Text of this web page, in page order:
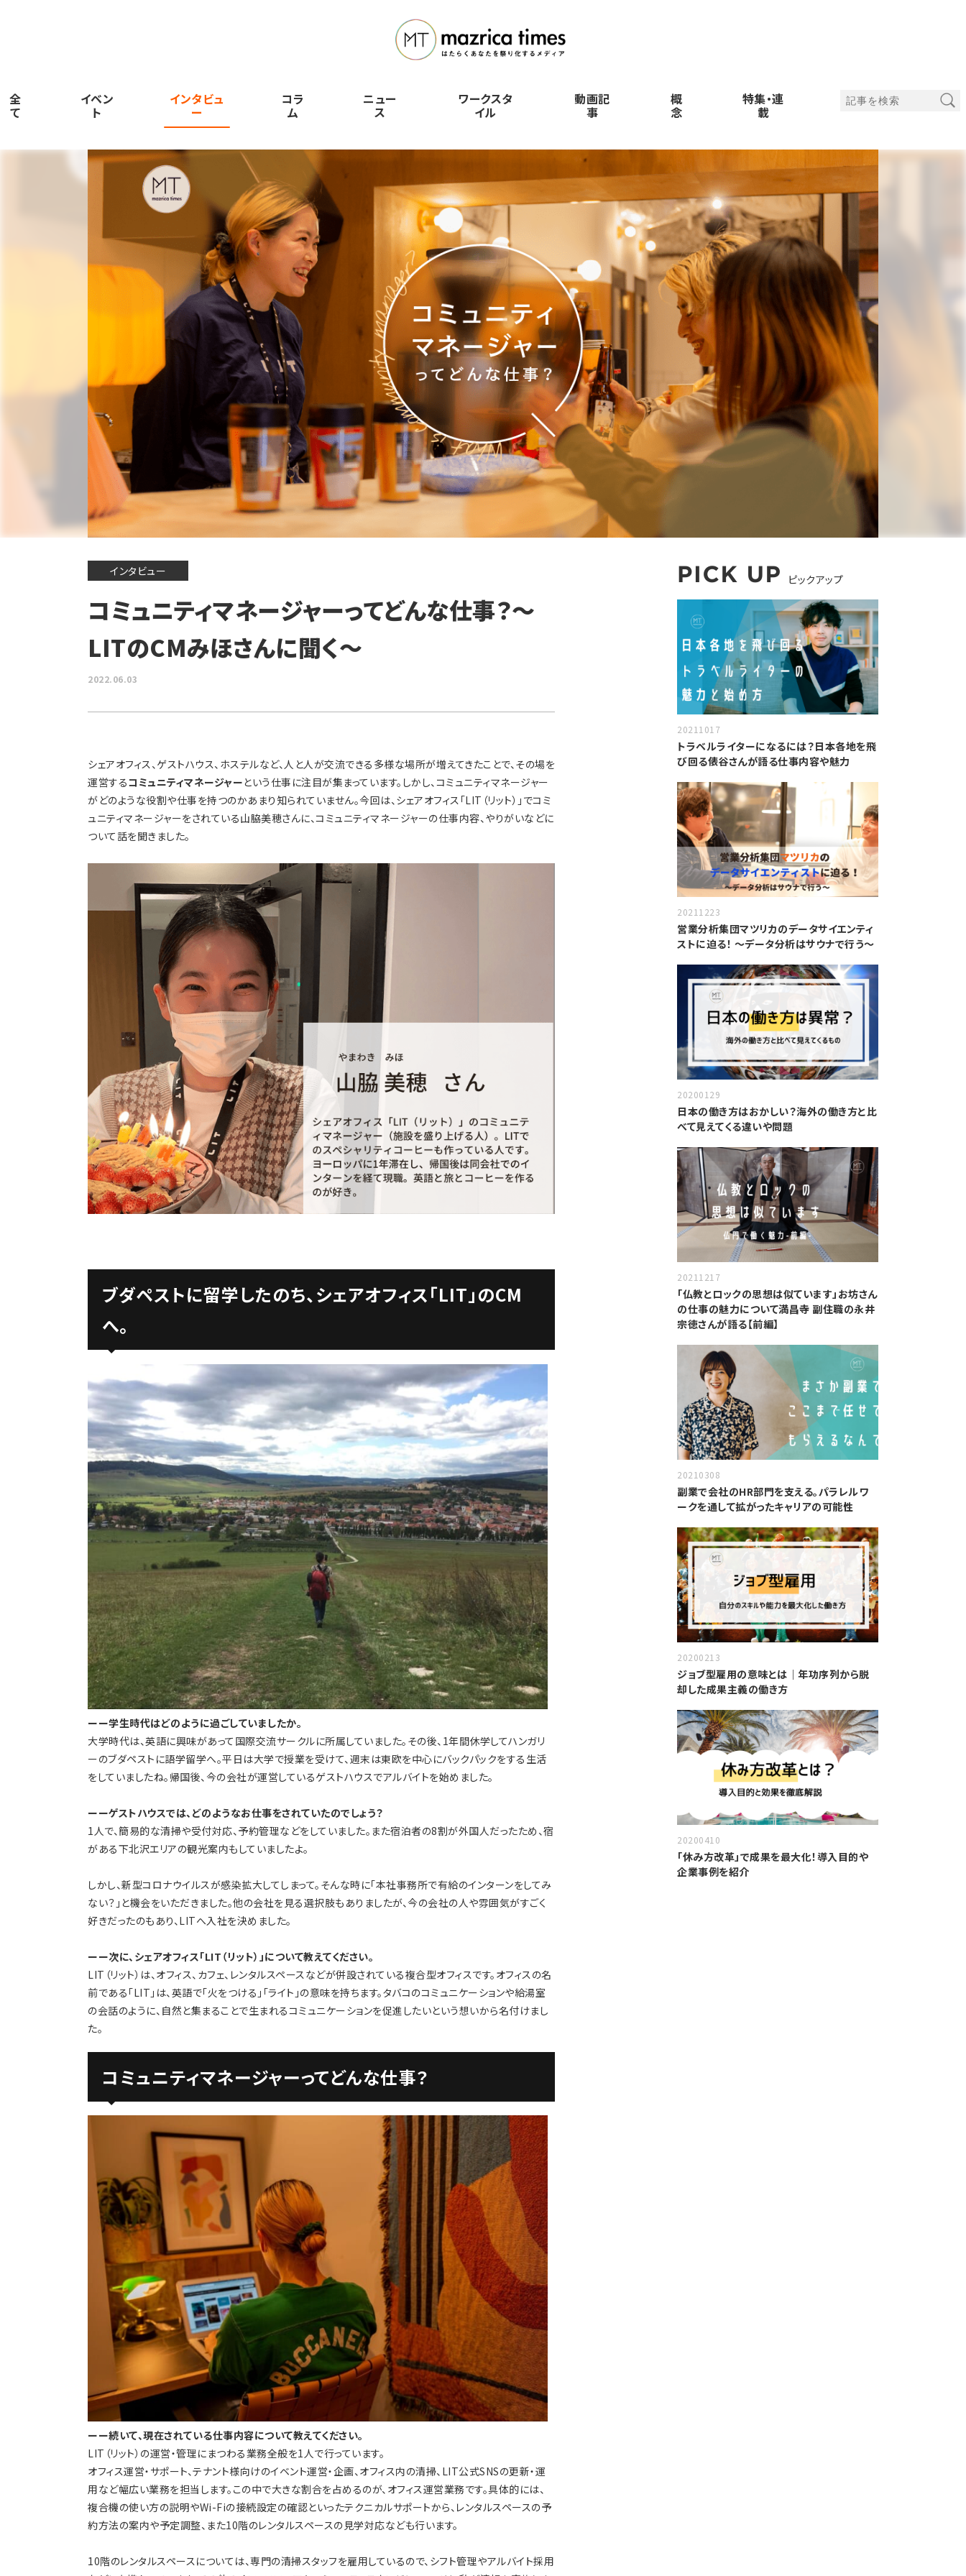
全
て
イベン
ト
インタビュ
ー
コラ
ム
ニュー
ス
ワークスタ
イル
動画記
事
概
念
特集・連
載
インタビュー
コミュニティマネージャーってどんな仕事？〜
LITのCMみほさんに聞く〜
2022.06.03
シェアオフィス、ゲストハウス、ホステルなど、人と人が交流できる多様な場所が増えてきたことで、その場を
運営するコミュニティマネージャーという仕事に注目が集まっています。しかし、コミュニティマネージャー
がどのような役割や仕事を持つのかあまり知られていません。今回は、シェアオフィス「LIT（リット）」でコミ
ュニティマネージャーをされている山脇美穂さんに、コミュニティマネージャーの仕事内容、やりがいなどに
ついて話を聞きました。
ブダペストに留学したのち、シェアオフィス「LIT」のCM
へ。
ーー学生時代はどのように過ごしていましたか。
大学時代は、英語に興味があって国際交流サークルに所属していました。その後、1年間休学してハンガリ
ーのブダペストに語学留学へ。平日は大学で授業を受けて、週末は東欧を中心にバックパックをする生活
をしていましたね。帰国後、今の会社が運営しているゲストハウスでアルバイトを始めました。
ーーゲストハウスでは、どのようなお仕事をされていたのでしょう？
1人で、簡易的な清掃や受付対応、予約管理などをしていました。また宿泊者の8割が外国人だったため、宿
がある下北沢エリアの観光案内もしていましたよ。
しかし、新型コロナウイルスが感染拡大してしまって。そんな時に「本社事務所で有給のインターンをしてみ
ない？」と機会をいただきました。他の会社を見る選択肢もありましたが、今の会社の人や雰囲気がすごく
好きだったのもあり、LITへ入社を決めました。
ーー次に、シェアオフィス「LIT（リット）」について教えてください。
LIT（リット）は、オフィス、カフェ、レンタルスペースなどが併設されている複合型オフィスです。オフィスの名
前である「LIT」は、英語で「火をつける」「ライト」の意味を持ちます。タバコのコミュニケーションや給湯室
の会話のように、自然と集まることで生まれるコミュニケーションを促進したいという想いから名付けまし
た。
コミュニティマネージャーってどんな仕事？
ーー続いて、現在されている仕事内容について教えてください。
LIT（リット）の運営・管理にまつわる業務全般を1人で行っています。
オフィス運営・サポート、テナント様向けのイベント運営・企画、オフィス内の清掃、LIT公式SNSの更新・運
用など幅広い業務を担当します。この中で大きな割合を占めるのが、オフィス運営業務です。具体的には、
複合機の使い方の説明やWi-Fiの接続設定の確認といったテクニカルサポートから、レンタルスペースの予
約方法の案内や予定調整、また10階のレンタルスペースの見学対応なども行います。
10階のレンタルスペースについては、専門の清掃スタッフを雇用しているので、シフト管理やアルバイト採用
ピックアップ
20211017
トラベルライターになるには？日本各地を飛
び回る俵谷さんが語る仕事内容や魅力
20211223
営業分析集団マツリカのデータサイエンティ
ストに迫る！ 〜データ分析はサウナで行う〜
20200129
日本の働き方はおかしい？海外の働き方と比
べて見えてくる違いや問題
20211217
「仏教とロックの思想は似ています」お坊さん
の仕事の魅力について満昌寺 副住職の永井
宗徳さんが語る【前編】
20210308
副業で会社のHR部門を支える。パラレルワ
ークを通して拡がったキャリアの可能性
20200213
ジョブ型雇用の意味とは｜年功序列から脱
却した成果主義の働き方
20200410
「休み方改革」で成果を最大化！導入目的や
企業事例を紹介